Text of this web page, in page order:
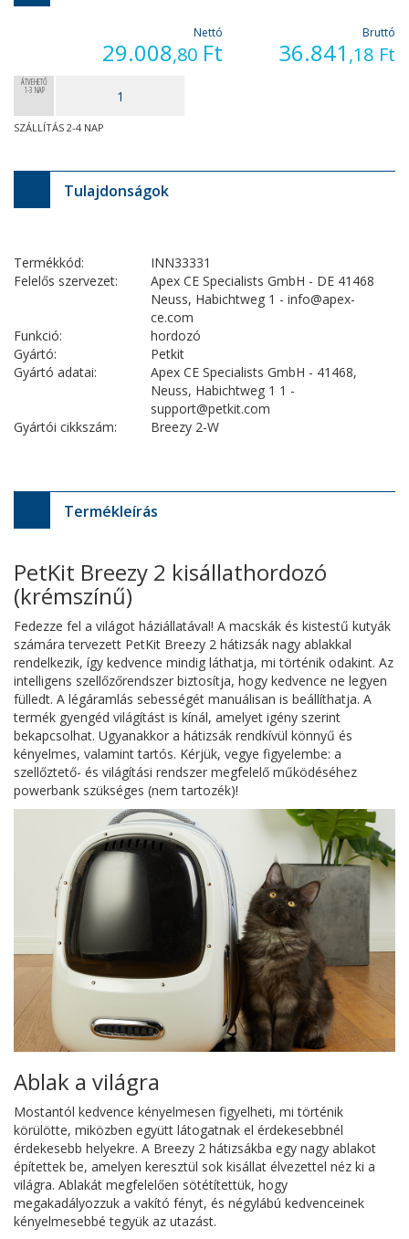
Nettó
29.008,80 Ft
Bruttó
36.841 ,18 Ft
ÁTVEHETŐ
1-3 NAP
SZÁLLÍTÁS 2-4 NAP
Tulajdonságok
Termékkód:
INN33331
Felelős szervezet:
Apex CE Specialists GmbH - DE 41468
Neuss, Habichtweg 1 - info@apex-
ce.com
Funkció:
hordozó
Gyártó:
Petkit
Gyártó adatai:
Apex CE Specialists GmbH - 41468,
Neuss, Habichtweg 1 1 -
support@petkit.com
Gyártói cikkszám:
Breezy 2-W
Termékleírás
PetKit Breezy 2 kisállathordozó
(krémszínű)
Fedezze fel a világot háziállatával! A macskák és kistestű kutyák
számára tervezett PetKit Breezy 2 hátizsák nagy ablakkal
rendelkezik, így kedvence mindig láthatja, mi történik odakint. Az
intelligens szellőzőrendszer biztosítja, hogy kedvence ne legyen
fülledt. A légáramlás sebességét manuálisan is beállíthatja. A
termék gyengéd világítást is kínál, amelyet igény szerint
bekapcsolhat. Ugyanakkor a hátizsák rendkívül könnyű és
kényelmes, valamint tartós. Kérjük, vegye figyelembe: a
szellőztető- és világítási rendszer megfelelő működéséhez
powerbank szükséges (nem tartozék)!
Ablak a világra
Mostantól kedvence kényelmesen figyelheti, mi történik
körülötte, miközben együtt látogatnak el érdekesebbnél
érdekesebb helyekre. A Breezy 2 hátizsákba egy nagy ablakot
építettek be, amelyen keresztül sok kisállat élvezettel néz ki a
világra. Ablakát megfelelően sötétítettük, hogy
megakadályozzuk a vakító fényt, és négylábú kedvenceinek
kényelmesebbé tegyük az utazást.